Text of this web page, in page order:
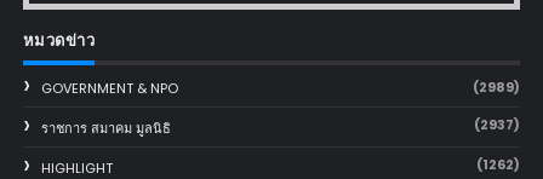
หมวดข่าว
GOVERNMENT & NPO (2989)
ราชการ สมาคม มูลนิธิ (2937)
HIGHLIGHT (1262)